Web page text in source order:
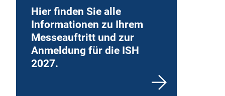
Hier finden Sie alle
Informationen zu Ihrem
Messeauftritt und zur
Anmeldung für die ISH
2027.